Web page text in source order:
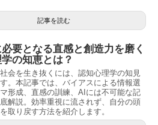
記事を読む
要となる直感と創造力を磨く
の知恵とは？
会を生き抜くには、認知心理学の知見
。本記事では、バイアスによる情報選
形成、直感の訓練、AIには不可能な記
解説。効率重視に流されず、自分の頭
取り戻す方法を紹介します。